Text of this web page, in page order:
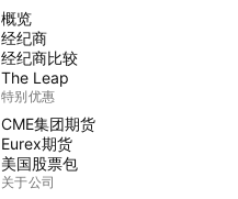
概览
经纪商
经纪商比较
The Leap
特别优惠
CME集团期货
Eurex期货
美国股票包
关于公司